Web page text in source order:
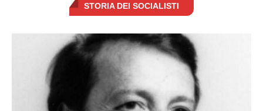
STORIA DEI SOCIALISTI